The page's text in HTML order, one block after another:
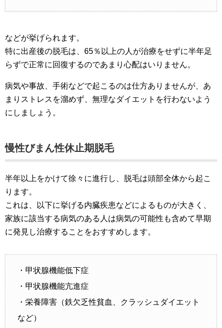
などが挙げられます。
特に出産後の脱毛は、65％以上の人が治療をせずに半年足
らずで正常に回復するのであまり心配はいりません。
病気や事故、手術などで起こるのは仕方ありませんが、あ
まりストレスを溜めず、無理なダイエットを行わないよう
にしましょう。
慢性びまん性休止期脱毛
半年以上をかけて徐々に進行し、脱毛は頭部全体から起こ
ります。
これは、以下に挙げる内臓疾患などによるものが大きく、
家族に該当する病気のある人は病気の可能性も含めて早期
に発見し治療することをおすすめします。
・甲状腺機能低下症
・甲状腺機能亢進症
・栄養障害（鉄欠乏性貧血、クラッシュダイエット
など）